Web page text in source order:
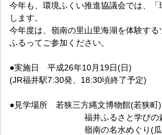
今年も、環境ふくい推進協議会では、
します。
今年度は、嶺南の里山里海湖を体験する
ふるってご参加ください。
●実施日 平成26年10月19日(日)
(JR福井駅7:30発、18:30頃終了予定)
●見学場所 若狭三方縄文博物館(若狭町)
福井ふるさと学びの森(
嶺南の名水めぐり(瓜割の